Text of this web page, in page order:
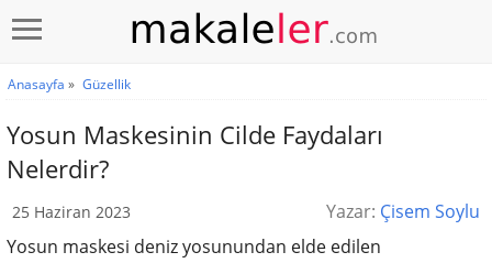
Anasayfa » Güzellik
Yosun Maskesinin Cilde Faydaları
Nelerdir?
25 Haziran 2023 Yazar: Çisem Soylu
Yosun maskesi deniz yosunundan elde edilen